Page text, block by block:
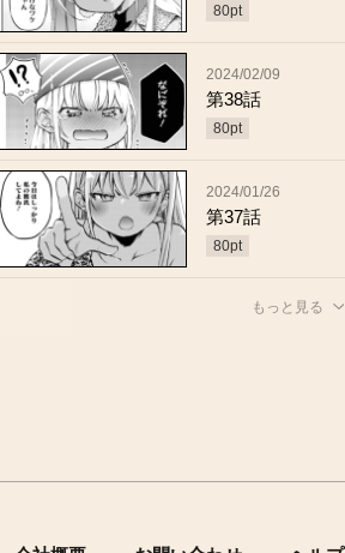
80pt
2024/02/09
第38話
80pt
2024/01/26
第37話
80pt
もっと見る